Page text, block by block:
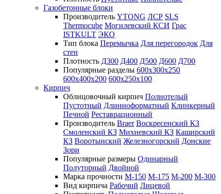
Газобетонные блоки
Производитель YTONG ЛСР SLS
Thermocube Могилевский КСИ Грас
ISTKULT ЭКО
Тип блока Перемычка Для перегородок Для
стен
Плотность Д300 Д400 Д500 Д600 Д700
Популярные разделы 600х300х250
600х400х200 600х250х100
Кирпич
Облицовочный кирпич Полнотелый
Пустотный Длинноформатный Клинкерный
Печной Реставрационный
Производитель Braer Воскресенский КЗ
Смоленский КЗ Михневский КЗ Каширский
КЗ Воротынский Железногорский Донские
Зори
Популярные размеры Одинарный
Полуторный Двойной
Марка прочности М-150 М-175 М-200 М-300
Вид кирпича Рабочий Лицевой